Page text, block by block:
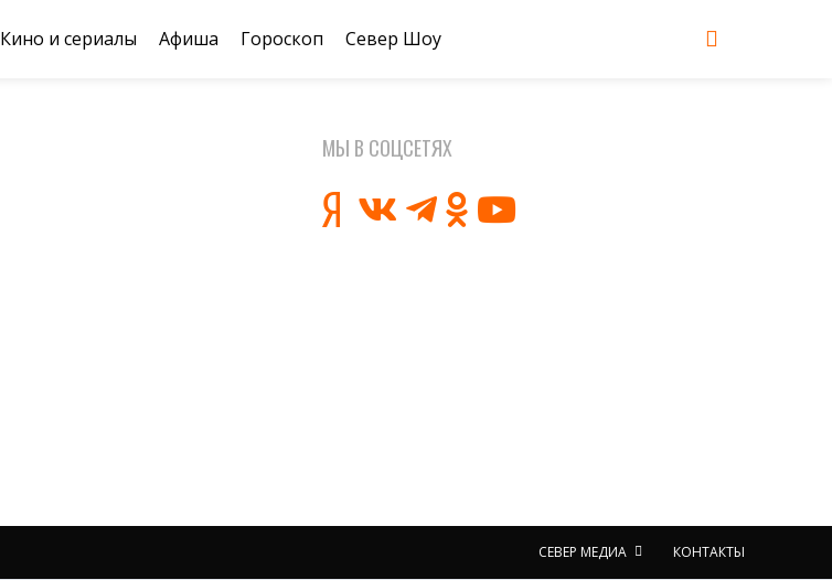
Кино и сериалы Афиша Гороскоп Север Шоу
МЫ В СОЦСЕТЯХ
СЕВЕР МЕДИА КОНТАКТЫ